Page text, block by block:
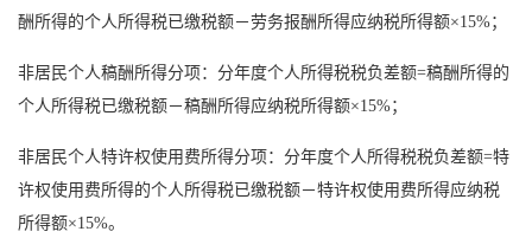
酬所得的个人所得税已缴税额－劳务报酬所得应纳税所得额×15%；
非居民个人稿酬所得分项：分年度个人所得税税负差额=稿酬所得的
个人所得税已缴税额－稿酬所得应纳税所得额×15%；
非居民个人特许权使用费所得分项：分年度个人所得税税负差额=特
许权使用费所得的个人所得税已缴税额－特许权使用费所得应纳税
所得额×15%。